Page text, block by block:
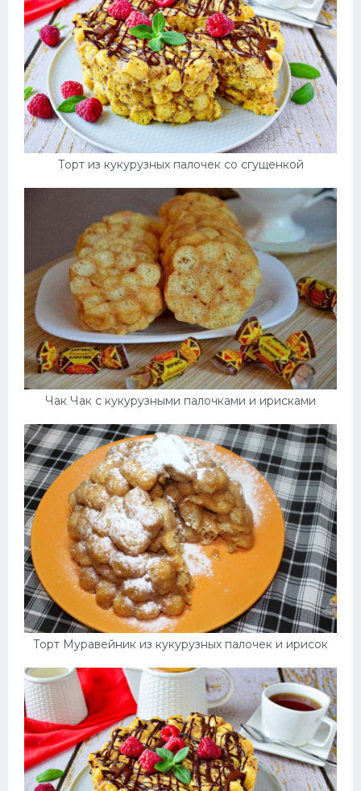
Торт из кукурузных палочек со сгущенкой
Чак Чак с кукурузными палочками и ирисками
Торт Муравейник из кукурузных палочек и ирисок